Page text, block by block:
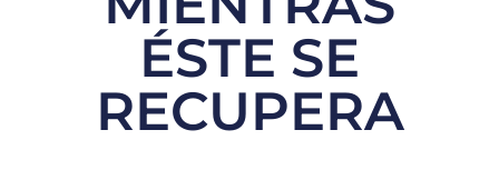
ÉSTE SE
RECUPERA